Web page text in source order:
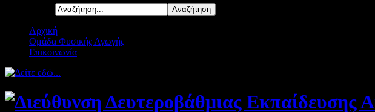
Αρχική
Ομάδα Φυσικής Αγωγής
Επικοινωνία